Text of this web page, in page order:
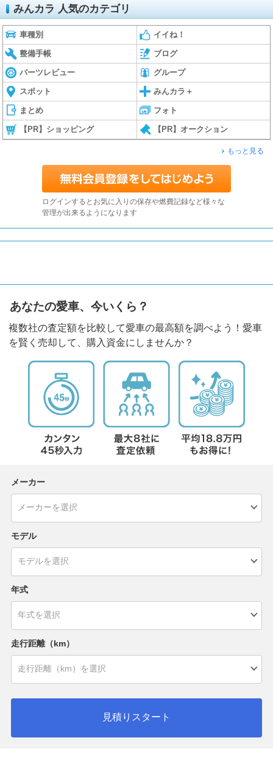
みんカラ 人気のカテゴリ
車種別 イイね！
整備手帳 ブログ
パーツレビュー グループ
スポット みんカラ＋
まとめ フォト
【PR】ショッピング 【PR】オークション
もっと見る
ログインするとお気に入りの保存や燃費記録など様々な
管理が出来るようになります
あなたの愛車、今いくら？
複数社の査定額を比較して愛車の最高額を調べよう！愛車
を賢く売却して、購入資金にしませんか？
メーカー
モデル
年式
走行距離（km）
見積りスタート